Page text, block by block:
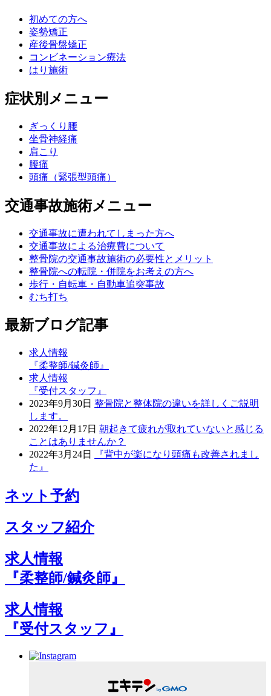
初めての方へ
姿勢矯正
産後骨盤矯正
コンビネーション療法
はり施術
症状別メニュー
ぎっくり腰
坐骨神経痛
肩こり
腰痛
頭痛（緊張型頭痛）
交通事故施術メニュー
交通事故に遭われてしまった方へ
交通事故による治療費について
整骨院の交通事故施術の必要性とメリット
整骨院への転院・併院をお考えの方へ
歩行・自転車・自動車追突事故
むち打ち
最新ブログ記事
求人情報
『柔整師/鍼灸師』
求人情報
『受付スタッフ』
2023年9月30日 整骨院と整体院の違いを詳しくご説明
します。
2022年12月17日 朝起きて疲れが取れていないと感じる
ことはありませんか？
2022年3月24日
『背中が楽になり頭痛も改善されまし
た』
ネット予約
スタッフ紹介
求人情報
『柔整師/鍼灸師』
求人情報
『受付スタッフ』